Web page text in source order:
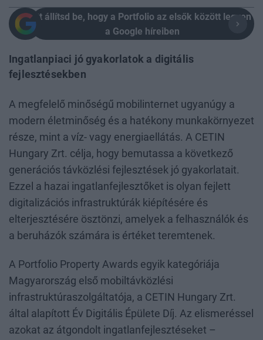
Itt állítsd be, hogy a Portfolio az elsők között legyen
a Google híreiben
Ingatlanpiaci jó gyakorlatok a digitális
fejlesztésekben
A megfelelő minőségű mobilinternet ugyanúgy a
modern életminőség és a hatékony munkakörnyezet
része, mint a víz- vagy energiaellátás. A CETIN
Hungary Zrt. célja, hogy bemutassa a következő
generációs távközlési fejlesztések jó gyakorlatait.
Ezzel a hazai ingatlanfejlesztőket is olyan fejlett
digitalizációs infrastruktúrák kiépítésére és
elterjesztésére ösztönzi, amelyek a felhasználók és
a beruházók számára is értéket teremtenek.
A Portfolio Property Awards egyik kategóriája
Magyarország első mobiltávközlési
infrastruktúraszolgáltatója, a CETIN Hungary Zrt.
által alapított Év Digitális Épülete Díj. Az elismeréssel
azokat az átgondolt ingatlanfejlesztéseket –